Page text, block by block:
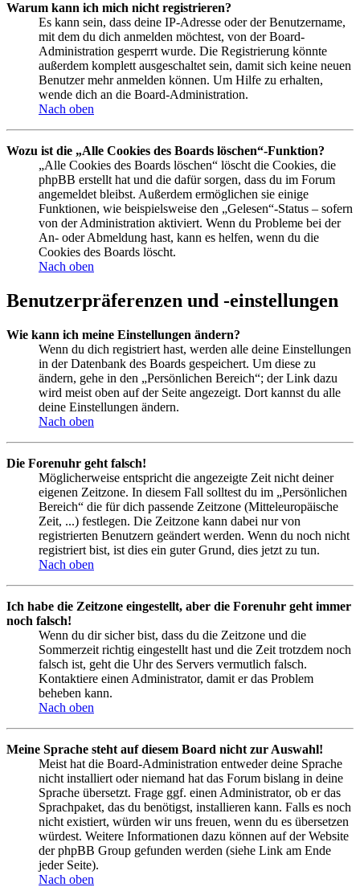
Warum kann ich mich nicht registrieren?
Es kann sein, dass deine IP-Adresse oder der Benutzername,
mit dem du dich anmelden möchtest, von der Board-
Administration gesperrt wurde. Die Registrierung könnte
außerdem komplett ausgeschaltet sein, damit sich keine neuen
Benutzer mehr anmelden können. Um Hilfe zu erhalten,
wende dich an die Board-Administration.
Nach oben
Wozu ist die „Alle Cookies des Boards löschen“-Funktion?
„Alle Cookies des Boards löschen“ löscht die Cookies, die
phpBB erstellt hat und die dafür sorgen, dass du im Forum
angemeldet bleibst. Außerdem ermöglichen sie einige
Funktionen, wie beispielsweise den „Gelesen“-Status – sofern
von der Administration aktiviert. Wenn du Probleme bei der
An- oder Abmeldung hast, kann es helfen, wenn du die
Cookies des Boards löscht.
Nach oben
Benutzerpräferenzen und -einstellungen
Wie kann ich meine Einstellungen ändern?
Wenn du dich registriert hast, werden alle deine Einstellungen
in der Datenbank des Boards gespeichert. Um diese zu
ändern, gehe in den „Persönlichen Bereich“; der Link dazu
wird meist oben auf der Seite angezeigt. Dort kannst du alle
deine Einstellungen ändern.
Nach oben
Die Forenuhr geht falsch!
Möglicherweise entspricht die angezeigte Zeit nicht deiner
eigenen Zeitzone. In diesem Fall solltest du im „Persönlichen
Bereich“ die für dich passende Zeitzone (Mitteleuropäische
Zeit, ...) festlegen. Die Zeitzone kann dabei nur von
registrierten Benutzern geändert werden. Wenn du noch nicht
registriert bist, ist dies ein guter Grund, dies jetzt zu tun.
Nach oben
Ich habe die Zeitzone eingestellt, aber die Forenuhr geht immer
noch falsch!
Wenn du dir sicher bist, dass du die Zeitzone und die
Sommerzeit richtig eingestellt hast und die Zeit trotzdem noch
falsch ist, geht die Uhr des Servers vermutlich falsch.
Kontaktiere einen Administrator, damit er das Problem
beheben kann.
Nach oben
Meine Sprache steht auf diesem Board nicht zur Auswahl!
Meist hat die Board-Administration entweder deine Sprache
nicht installiert oder niemand hat das Forum bislang in deine
Sprache übersetzt. Frage ggf. einen Administrator, ob er das
Sprachpaket, das du benötigst, installieren kann. Falls es noch
nicht existiert, würden wir uns freuen, wenn du es übersetzen
würdest. Weitere Informationen dazu können auf der Website
der phpBB Group gefunden werden (siehe Link am Ende
jeder Seite).
Nach oben